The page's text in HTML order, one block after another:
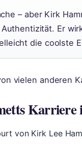
– aber Kirk
Er
die coolste
vielen anderen
Karriere
von Kirk Lee